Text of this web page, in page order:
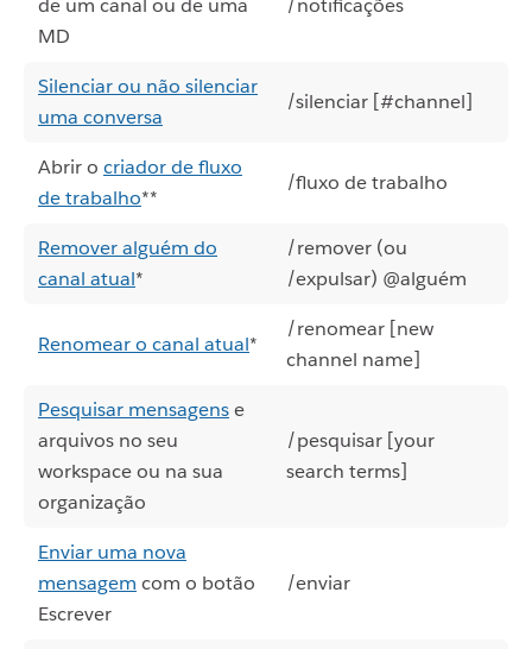
MD
Silenciar ou não silenciar
uma conversa
/silenciar [#channel]
Abrir o criador de fluxo
de trabalho**
/fluxo de trabalho
Remover alguém do
canal atual*
/remover (ou
/expulsar) @alguém
Renomear o canal atual*
/renomear [new
channel name]
Pesquisar mensagense
arquivos no seu
workspace ou na sua
organização
/pesquisar [your
search terms]
Enviar uma nova
mensagem com o botão
Escrever
/enviar